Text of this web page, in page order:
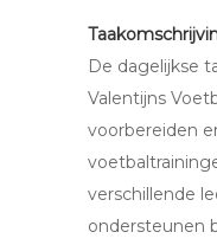
De dagelijkse
Valentijns
voorbereiden
verschillende
ondersteunen